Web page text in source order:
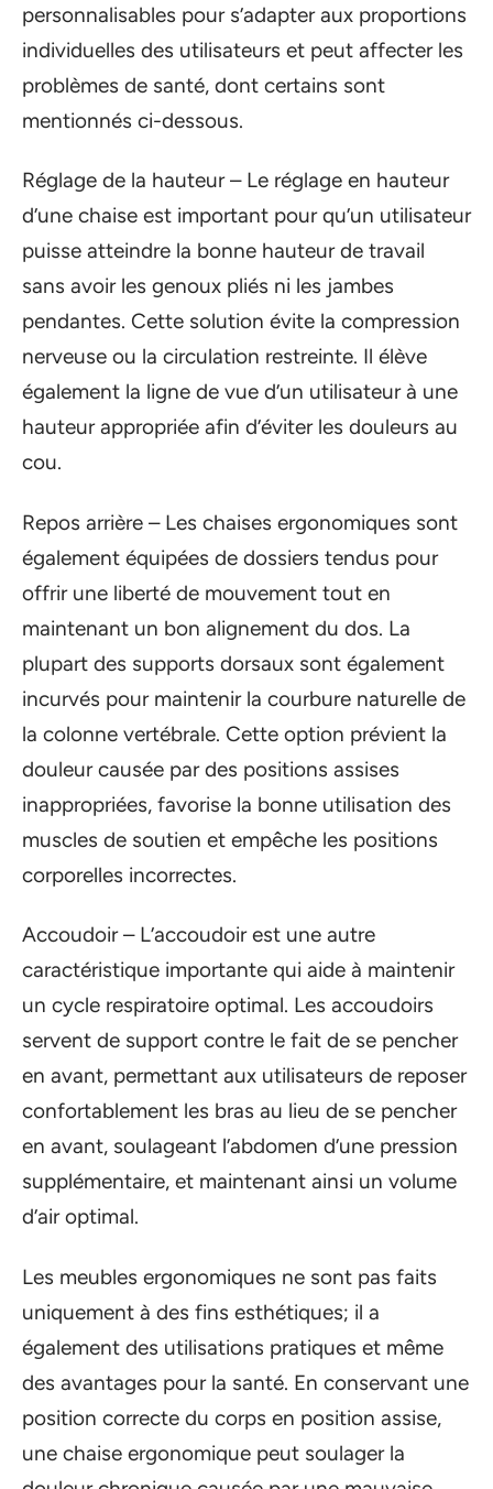
personnalisables pour s’adapter aux proportions
individuelles des utilisateurs et peut affecter les
problèmes de santé, dont certains sont
mentionnés ci-dessous.
Réglage de la hauteur – Le réglage en hauteur
d’une chaise est important pour qu’un utilisateur
puisse atteindre la bonne hauteur de travail
sans avoir les genoux pliés ni les jambes
pendantes. Cette solution évite la compression
nerveuse ou la circulation restreinte. Il élève
également la ligne de vue d’un utilisateur à une
hauteur appropriée afin d’éviter les douleurs au
cou.
Repos arrière – Les chaises ergonomiques sont
également équipées de dossiers tendus pour
offrir une liberté de mouvement tout en
maintenant un bon alignement du dos. La
plupart des supports dorsaux sont également
incurvés pour maintenir la courbure naturelle de
la colonne vertébrale. Cette option prévient la
douleur causée par des positions assises
inappropriées, favorise la bonne utilisation des
muscles de soutien et empêche les positions
corporelles incorrectes.
Accoudoir – L’accoudoir est une autre
caractéristique importante qui aide à maintenir
un cycle respiratoire optimal. Les accoudoirs
servent de support contre le fait de se pencher
en avant, permettant aux utilisateurs de reposer
confortablement les bras au lieu de se pencher
en avant, soulageant l’abdomen d’une pression
supplémentaire, et maintenant ainsi un volume
d’air optimal.
Les meubles ergonomiques ne sont pas faits
uniquement à des fins esthétiques; il a
également des utilisations pratiques et même
des avantages pour la santé. En conservant une
position correcte du corps en position assise,
une chaise ergonomique peut soulager la